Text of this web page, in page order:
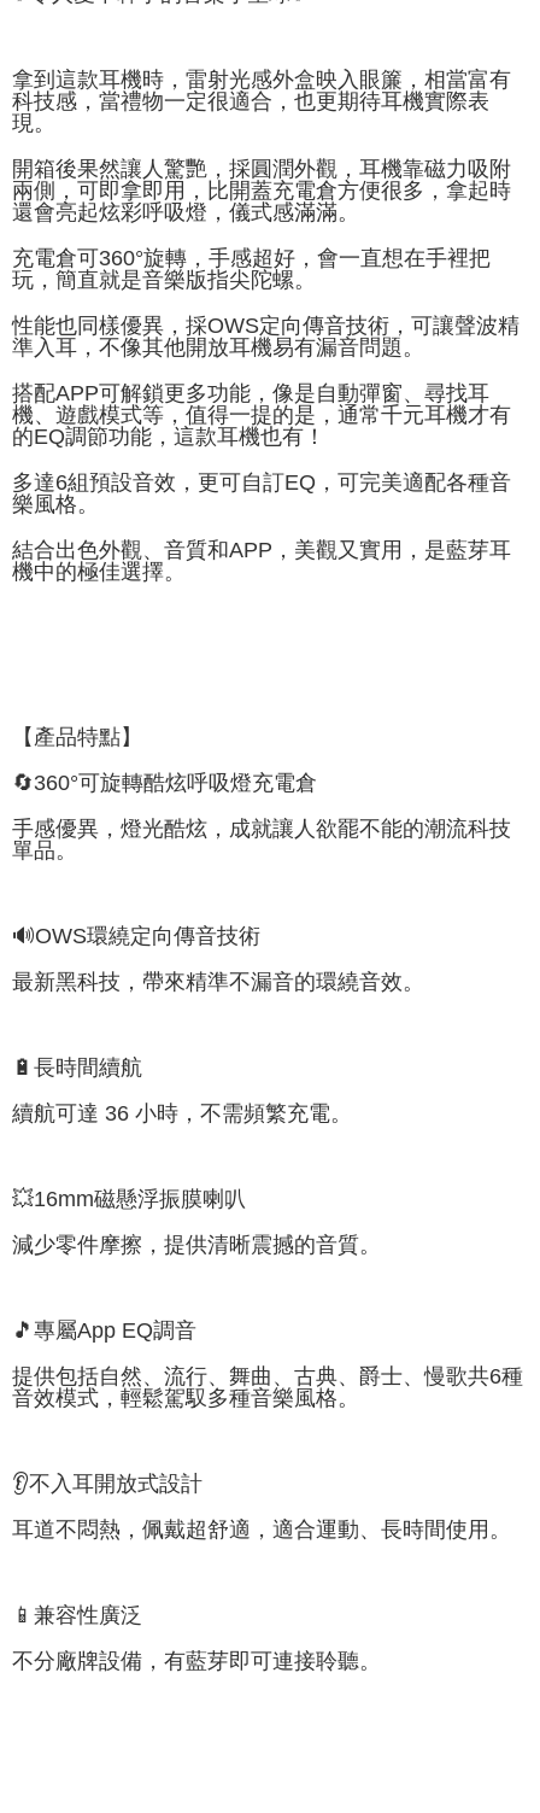
拿到這款耳機時，雷射光感外盒映入眼簾，相當富有
科技感，當禮物一定很適合，也更期待耳機實際表
現。
開箱後果然讓人驚艷，採圓潤外觀，耳機靠磁力吸附
兩側，可即拿即用，比開蓋充電倉方便很多，拿起時
還會亮起炫彩呼吸燈，儀式感滿滿。
充電倉可360°旋轉，手感超好，會一直想在手裡把
玩，簡直就是音樂版指尖陀螺。
性能也同樣優異，採OWS定向傳音技術，可讓聲波精
準入耳，不像其他開放耳機易有漏音問題。
搭配APP可解鎖更多功能，像是自動彈窗、尋找耳
機、遊戲模式等，值得一提的是，通常千元耳機才有
的EQ調節功能，這款耳機也有！
多達6組預設音效，更可自訂EQ，可完美適配各種音
樂風格。
結合出色外觀、音質和APP，美觀又實用，是藍芽耳
機中的極佳選擇。
【產品特點】
🔄360°可旋轉酷炫呼吸燈充電倉
手感優異，燈光酷炫，成就讓人欲罷不能的潮流科技
單品。
🔊OWS環繞定向傳音技術
最新黑科技，帶來精準不漏音的環繞音效。
🔋長時間續航
續航可達 36 小時，不需頻繁充電。
💥16mm磁懸浮振膜喇叭
減少零件摩擦，提供清晰震撼的音質。
🎵專屬App EQ調音
提供包括自然、流行、舞曲、古典、爵士、慢歌共6種
音效模式，輕鬆駕馭多種音樂風格。
👂不入耳開放式設計
耳道不悶熱，佩戴超舒適，適合運動、長時間使用。
📱兼容性廣泛
不分廠牌設備，有藍芽即可連接聆聽。